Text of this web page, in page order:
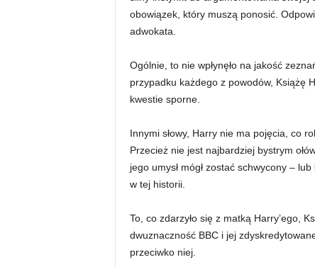
obowiązek, który muszą ponosić.
adwokata.
Ogólnie, to nie wpłynęło na jakość
przypadku każdego z powodów, Książę
kwestie sporne.
Innymi słowy, Harry nie ma pojęcia, co
Przecież nie jest najbardziej bystrym
jego umysł mógł zostać schwycony –
w tej historii.
To, co zdarzyło się z matką Harry’ego,
dwuznaczność BBC i jej
przeciwko niej.